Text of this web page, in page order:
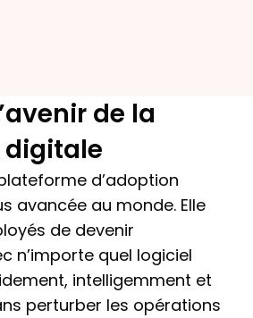
de la
d’adoption
avancée au monde. Elle
de devenir
n’importe quel logiciel
intelligemment et
perturber les opérations